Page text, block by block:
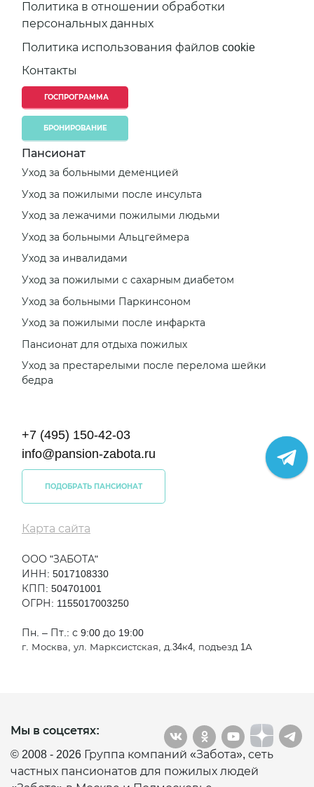
Политика в отношении обработки
персональных данных
Политика использования файлов cookie
Контакты
ГОСПРОГРАММА
БРОНИРОВАНИЕ
Пансионат
Уход за больными деменцией
Уход за пожилыми после инсульта
Уход за лежачими пожилыми людьми
Уход за больными Альцгеймера
Уход за инвалидами
Уход за пожилыми с сахарным диабетом
Уход за больными Паркинсоном
Уход за пожилыми после инфаркта
Пансионат для отдыха пожилых
Уход за престарелыми после перелома шейки
бедра
+7 (495) 150-42-03
info@pansion-zabota.ru
ПОДОБРАТЬ ПАНСИОНАТ
Карта сайта
ООО "ЗАБОТА"
ИНН: 5017108330
КПП: 504701001
ОГРН: 1155017003250
Пн. – Пт.: с 9:00 до 19:00
г. Москва, ул. Марксистская, д.34к4, подъезд 1А
Мы в соцсетях:
© 2008 - 2026 Группа компаний «Забота», сеть
частных пансионатов для пожилых людей